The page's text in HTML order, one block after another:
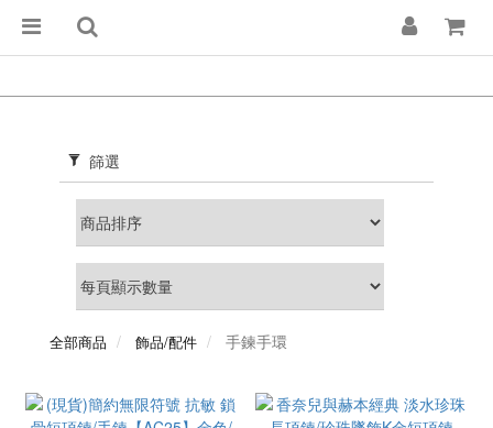
篩選
全部商品 飾品/配件 手鍊手環